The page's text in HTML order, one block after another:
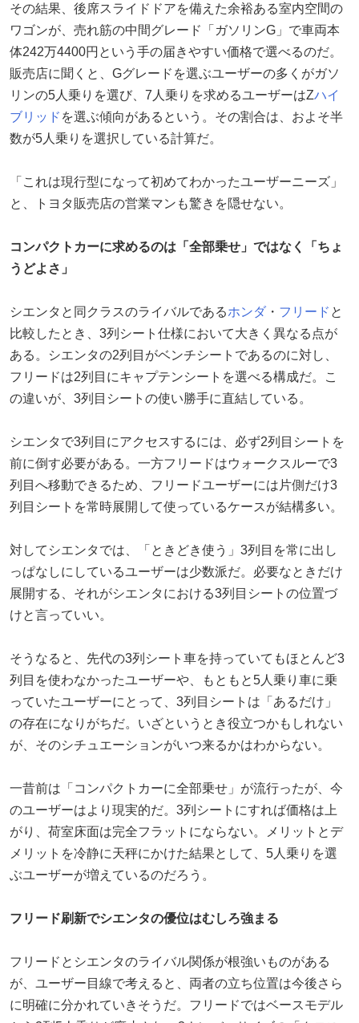
その結果、後席スライドドアを備えた余裕ある室内空間の
ワゴンが、売れ筋の中間グレード「ガソリンG」で車両本
体242万4400円という手の届きやすい価格で選べるのだ。
販売店に聞くと、Gグレードを選ぶユーザーの多くがガソ
リンの5人乗りを選び、7人乗りを求めるユーザーはZハイ
ブリッド を選ぶ傾向があるという。その割合は、およそ半
数が5人乗りを選択している計算だ。
「これは現行型になって初めてわかったユーザーニーズ」
と、トヨタ販売店の営業マンも驚きを隠せない。
コンパクトカーに求めるのは「全部乗せ」ではなく「ちょ
うどよさ」
シエンタと同クラスのライバルであるホンダ ・ フリード と
比較したとき、3列シート仕様において大きく異なる点が
ある。シエンタの2列目がベンチシートであるのに対し、
フリードは2列目にキャプテンシートを選べる構成だ。こ
の違いが、3列目シートの使い勝手に直結している。
シエンタで3列目にアクセスするには、必ず2列目シートを
前に倒す必要がある。一方フリードはウォークスルーで3
列目へ移動できるため、フリードユーザーには片側だけ3
列目シートを常時展開して使っているケースが結構多い。
対してシエンタでは、「ときどき使う」3列目を常に出し
っぱなしにしているユーザーは少数派だ。必要なときだけ
展開する、それがシエンタにおける3列目シートの位置づ
けと言っていい。
そうなると、先代の3列シート車を持っていてもほとんど3
列目を使わなかったユーザーや、もともと5人乗り車に乗
っていたユーザーにとって、3列目シートは「あるだけ」
の存在になりがちだ。いざというとき役立つかもしれない
が、そのシチュエーションがいつ来るかはわからない。
一昔前は「コンパクトカーに全部乗せ」が流行ったが、今
のユーザーはより現実的だ。3列シートにすれば価格は上
がり、荷室床面は完全フラットにならない。メリットとデ
メリットを冷静に天秤にかけた結果として、5人乗りを選
ぶユーザーが増えているのだろう。
フリード刷新でシエンタの優位はむしろ強まる
フリードとシエンタのライバル関係が根強いものがある
が、ユーザー目線で考えると、両者の立ち位置は今後さら
に明確に分かれていきそうだ。フリードではベースモデル